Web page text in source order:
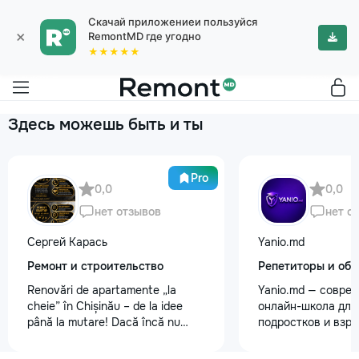
×
Скачай приложениеи пользуйся
RemontMD где угодно
★★★★★
Здесь можешь быть и ты
Pro
0,0
нет отзывов
Сергей Карась
Ремонт и строительство
Renovări de apartamente „la
cheie” în Chișinău – de la idee
până la mutare! Dacă încă nu
0,0
нет
Yanio.md
Репетиторы и
Yanio.md —
онлайн-школа для
подростков и